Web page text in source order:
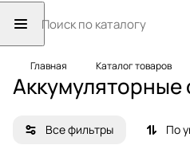
Главная Каталог товаров
Аккумуляторные
Все фильтры По